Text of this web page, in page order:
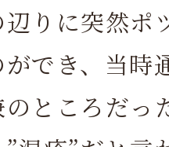
りに突然ポ
でき、当時
ところだっ